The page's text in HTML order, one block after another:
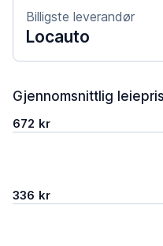
Billigste leverandør
Locauto
Gjennomsnittlig
672 kr
336 kr